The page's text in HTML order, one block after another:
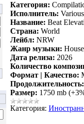
Категория:
Исполнитель:
Название: Beat
Страна: World
Лейбл: NRW
Жанр музыки:
Дата релиза: 2026
Количество
Формат | Качество:
Продолжительность:
Размер: 1750 mb
Категория: